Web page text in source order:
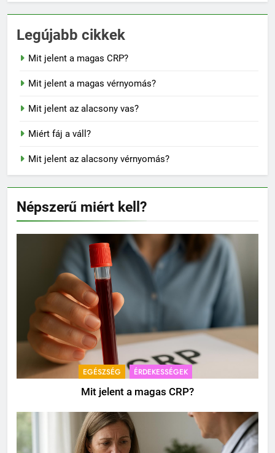
Legújabb cikkek
Mit jelent a magas CRP?
Mit jelent a magas vérnyomás?
Mit jelent az alacsony vas?
Miért fáj a váll?
Mit jelent az alacsony vérnyomás?
Népszerű miért kell?
EGÉSZSÉG ÉRDEKESSÉGEK
Mit jelent a magas CRP?